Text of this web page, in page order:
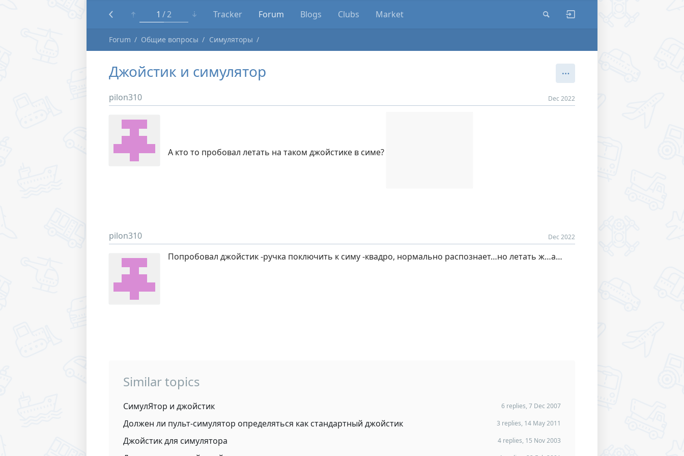
1 2 Tracker Forum Blogs Clubs Market
Forum Общие вопросы Симуляторы
Джойстик и симулятор
pilon310 Dec 2022
А кто то пробовал летать на таком джойстике в симе?
pilon310 Dec 2022
Попробовал джойстик -ручка поключить к симу -квадро, нормально распознает…но летать ж…а…
Similar topics
СимулЯтор и джойстик 6 replies, 7 Dec 2007
Должен ли пульт-симулятор определяться как стандартный джойстик 3 replies, 14 May 2011
Джойстик для симулятора 4 replies, 15 Nov 2003